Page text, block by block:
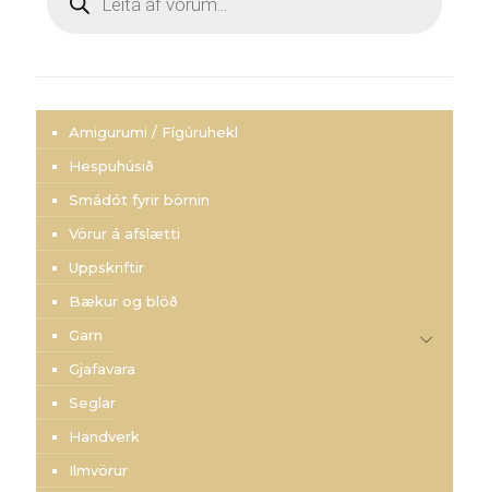
search
Amigurumi / Fígúruhekl
Hespuhúsið
Smádót fyrir börnin
Vörur á afslætti
Uppskriftir
Bækur og blöð
Garn
Gjafavara
Seglar
Handverk
Ilmvörur